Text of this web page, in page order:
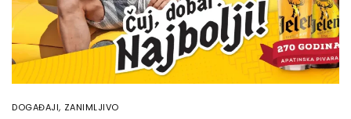
DOGAĐAJI, ZANIMLJIVO